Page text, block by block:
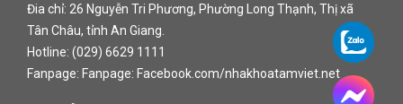
Đia chỉ: 26 Nguyễn Tri Phương, Phường Long Thạnh, Thị xã
Tân Châu, tỉnh An Giang.
Hotline: (029) 6629 1111
Fanpage: Fanpage: Facebook.com/nhakhoatamviet.net